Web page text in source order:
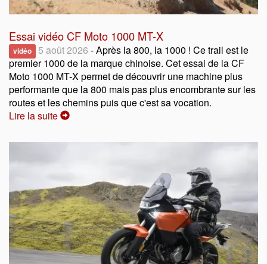
Essai vidéo CF Moto 1000 MT-X
vidéo 5 août 2026 - Après la 800, la 1000 ! Ce trail est le
premier 1000 de la marque chinoise. Cet essai de la CF
Moto 1000 MT-X permet de découvrir une machine plus
performante que la 800 mais pas plus encombrante sur les
routes et les chemins puis que c'est sa vocation.
Lire la suite